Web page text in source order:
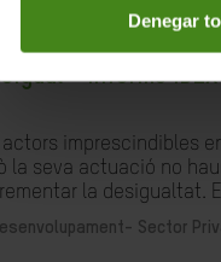
Denegar
- Informe IBEX
actors imprescindibles
la seva actuació no
la desigualtat.
Sector